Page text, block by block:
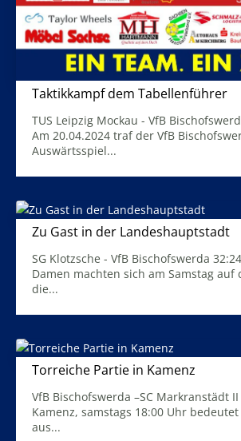
Taktikkampf dem Tabellenführer
TUS Leipzig Mockau - VfB
Am 20.04.2024 traf der VfB
Auswärtsspiel...
Zu Gast in der Landeshauptstadt
SG Klotzsche - VfB Bischofswerda
Damen machten sich am Samstag auf
die...
Torreiche Partie in Kamenz
VfB Bischofswerda –SC Markranstädt II
Kamenz, samstags 18:00 Uhr
aus...